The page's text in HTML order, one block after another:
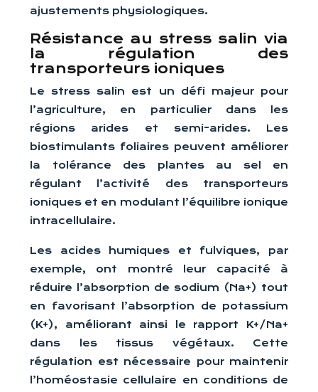
ajustements physiologiques.
Résistance au stress salin via
la régulation des
transporteurs ioniques
Le stress salin est un défi majeur pour
l’agriculture, en particulier dans les
régions arides et semi-arides. Les
biostimulants foliaires peuvent améliorer
la tolérance des plantes au sel en
régulant l’activité des transporteurs
ioniques et en modulant l’équilibre ionique
intracellulaire.
Les acides humiques et fulviques, par
exemple, ont montré leur capacité à
réduire l’absorption de sodium (Na+) tout
en favorisant l’absorption de potassium
(K+), améliorant ainsi le rapport K+/Na+
dans les tissus végétaux. Cette
régulation est nécessaire pour maintenir
l’homéostasie cellulaire en conditions de